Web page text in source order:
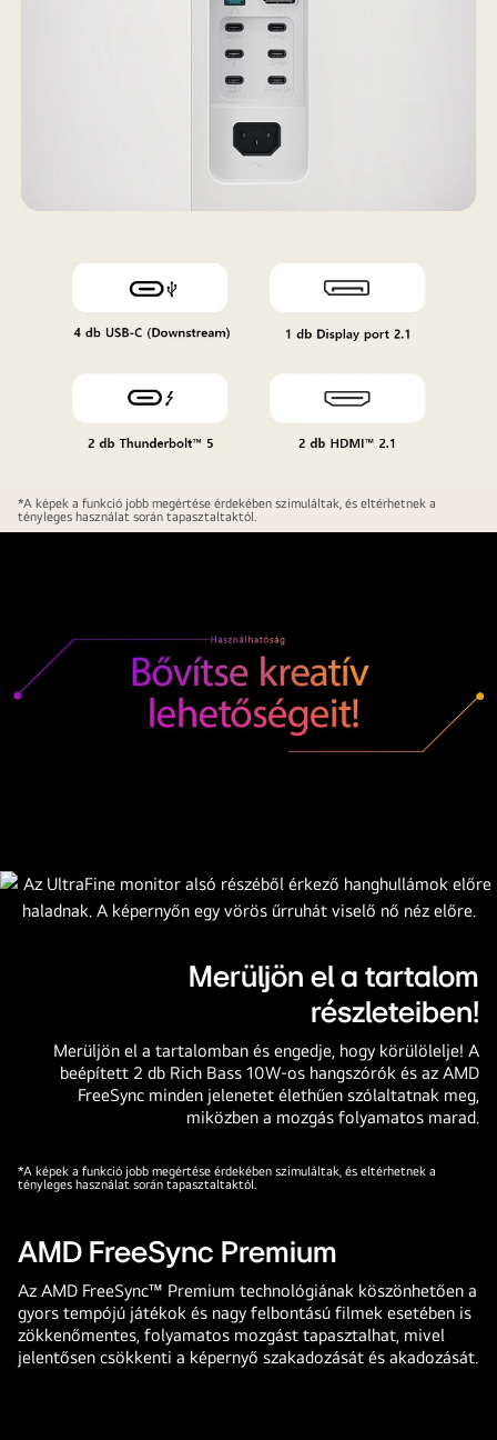
Közelkép
különböző
kábelcsatlakozási
*A képek a funkció jobb megértése érdekében szimuláltak, és eltérhetnek a
tényleges használat során tapasztaltaktól.
Merüljön el a tartalom
részleteiben!
Merüljön el a tartalomban és engedje, hogy körülölelje! A
beépített 2 db Rich Bass 10W-os hangszórók és az AMD
FreeSync minden jelenetet élethűen szólaltatnak meg,
miközben a mozgás folyamatos marad.
*A képek a funkció jobb megértése érdekében szimuláltak, és eltérhetnek a
tényleges használat során tapasztaltaktól.
AMD FreeSync Premium
Az AMD FreeSync™ Premium technológiának köszönhetően a
gyors tempójú játékok és nagy felbontású filmek esetében is
zökkenőmentes, folyamatos mozgást tapasztalhat, mivel
jelentősen csökkenti a képernyő szakadozását és akadozását.